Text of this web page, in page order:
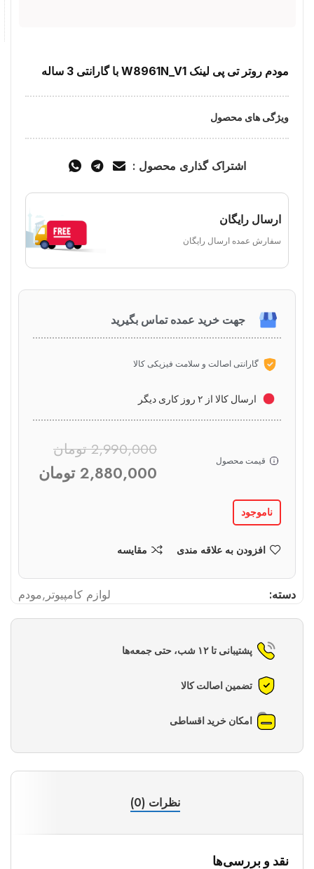
مودم روتر تی پی لینک W8961N_V1 با گارانتی 3 ساله
ویژگی های محصول
اشتراک گذاری محصول :
ارسال رایگان
سفارش عمده ارسال رایگان
جهت خرید عمده تماس بگیرید
گارانتی اصالت و سلامت فیزیکی کالا
ارسال کالا از ۲ روز کاری دیگر
قیمت محصول
2,990,000 تومان
2,880,000 تومان
ناموجود
افزودن به علاقه مندی مقایسه
دسته: لوازم کامپیوتر ,مودم
پشتیبانی تا ۱۲ شب، حتی جمعه‌ها
تضمین اصالت کالا
امکان خرید اقساطی
نظرات (0)
نقد و بررسی‌ها